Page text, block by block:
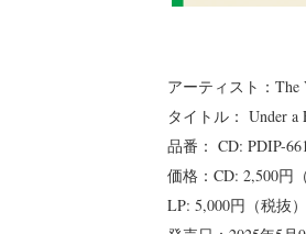
アーティスト：The
タイトル： Under a
品番： CD: PDIP-
価格：CD: 2,500円
LP: 5,000円（税抜